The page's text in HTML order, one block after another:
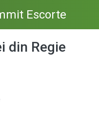
Escorte
din Regie